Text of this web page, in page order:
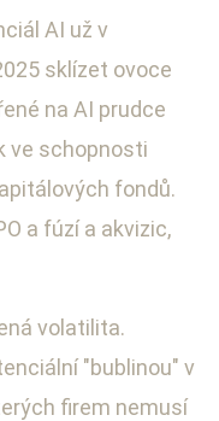
AI už v
sklízet ovoce
na AI prudce
ve schopnosti
fondů.
a fúzí a akvizic,
volatilita.
"bublinou" v
firem nemusí